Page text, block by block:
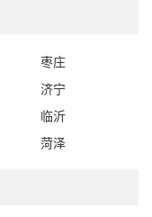
枣庄
济宁
临沂
菏泽